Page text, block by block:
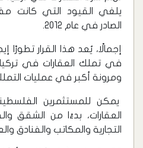
يلغي القيود التي كانت
الصادر في عام 2012.
إجمالًا، يُعد هذا القرار تطورًا
في تملك العقارات في
ومرونة أكبر في عمليات
يمكن للمستثمرين
العقارات، بدءًا من الشقق
التجارية والمكاتب والفنادق